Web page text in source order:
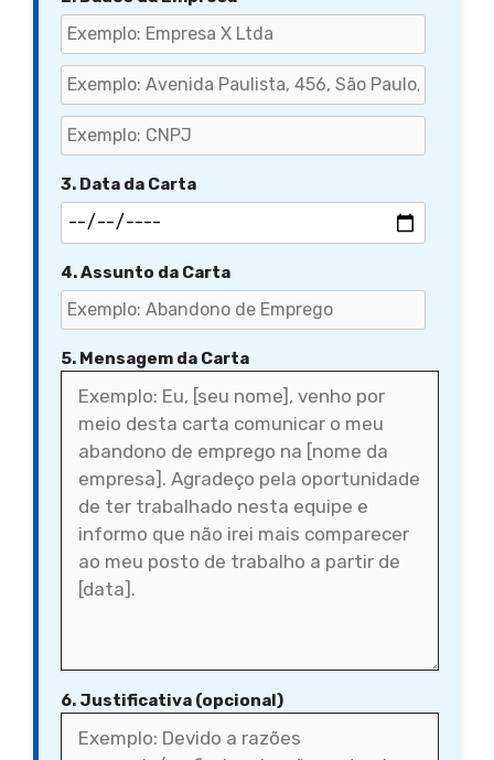
3. Data da Carta
4. Assunto da Carta
5. Mensagem da Carta
6. Justificativa (opcional)